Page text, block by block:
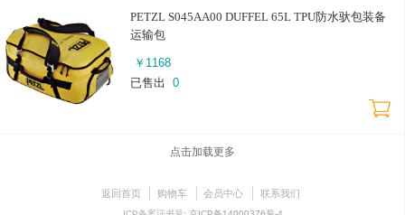
PETZL S045AA00 DUFFEL 65L TPU防水驮包装备
运输包
￥ 1168
已售出
0
点击加载更多
返回首页 购物车 会员中心 联系我们